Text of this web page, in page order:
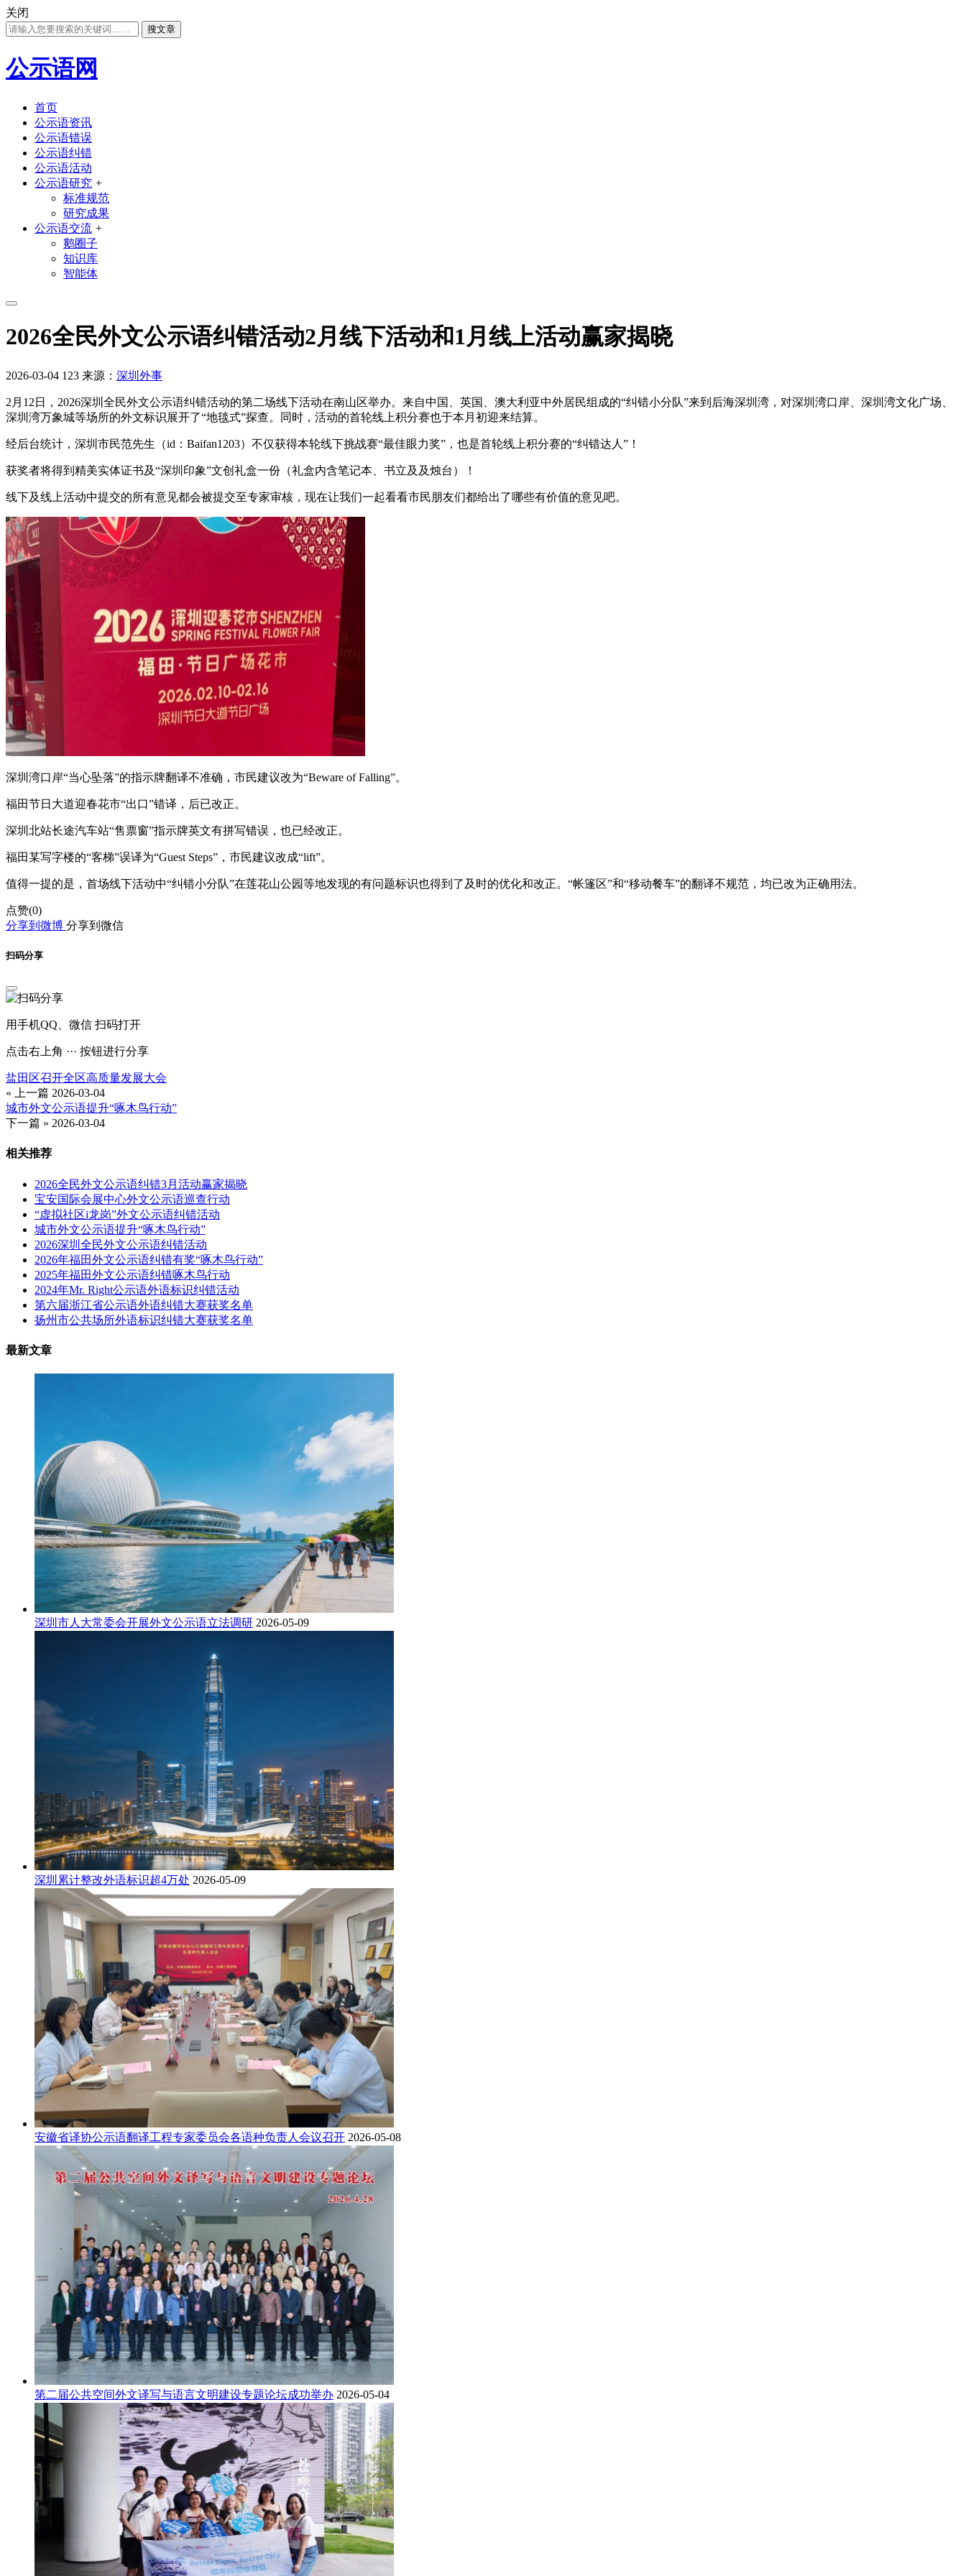
关闭
搜文章
公示语网
首页
公示语资讯
公示语错误
公示语纠错
公示语活动
公示语研究 +
标准规范
研究成果
公示语交流 +
鹅圈子
知识库
智能体
2026全民外文公示语纠错活动2月线下活动和1月线上活动赢家揭晓
2026-03-04 123 来源： 深圳外事
2月12日，2026深圳全民外文公示语纠错活动的第二场线下活动在南山区举办。来自中国、英国、澳大利亚中外居民组成的“纠错小分队”来到后海深圳湾，对深圳湾口岸、深圳湾文化广场、
深圳湾万象城等场所的外文标识展开了“地毯式”探查。同时，活动的首轮线上积分赛也于本月初迎来结算。
经后台统计，深圳市民范先生（id：Baifan1203）不仅获得本轮线下挑战赛“最佳眼力奖”，也是首轮线上积分赛的“纠错达人”！
获奖者将得到精美实体证书及“深圳印象”文创礼盒一份（礼盒内含笔记本、书立及及烛台）！
线下及线上活动中提交的所有意见都会被提交至专家审核，现在让我们一起看看市民朋友们都给出了哪些有价值的意见吧。
深圳湾口岸“当心坠落”的指示牌翻译不准确，市民建议改为“Beware of Falling”。
福田节日大道迎春花市“出口”错译，后已改正。
深圳北站长途汽车站“售票窗”指示牌英文有拼写错误，也已经改正。
福田某写字楼的“客梯”误译为“Guest Steps”，市民建议改成“lift”。
值得一提的是，首场线下活动中“纠错小分队”在莲花山公园等地发现的有问题标识也得到了及时的优化和改正。“帐篷区”和“移动餐车”的翻译不规范，均已改为正确用法。
点赞(0)
分享到微博 分享到微信
扫码分享
用手机QQ、微信 扫码打开
点击右上角 ··· 按钮进行分享
盐田区召开全区高质量发展大会
« 上一篇 2026-03-04
城市外文公示语提升“啄木鸟行动”
下一篇 » 2026-03-04
相关推荐
2026全民外文公示语纠错3月活动赢家揭晓
宝安国际会展中心外文公示语巡查行动
“虚拟社区i龙岗”外文公示语纠错活动
城市外文公示语提升“啄木鸟行动”
2026深圳全民外文公示语纠错活动
2026年福田外文公示语纠错有奖“啄木鸟行动”
2025年福田外文公示语纠错啄木鸟行动
2024年Mr. Right公示语外语标识纠错活动
第六届浙江省公示语外语纠错大赛获奖名单
扬州市公共场所外语标识纠错大赛获奖名单
最新文章
深圳市人大常委会开展外文公示语立法调研 2026-05-09
深圳累计整改外语标识超4万处 2026-05-09
安徽省译协公示语翻译工程专家委员会各语种负责人会议召开 2026-05-08
第二届公共空间外文译写与语言文明建设专题论坛成功举办 2026-05-04